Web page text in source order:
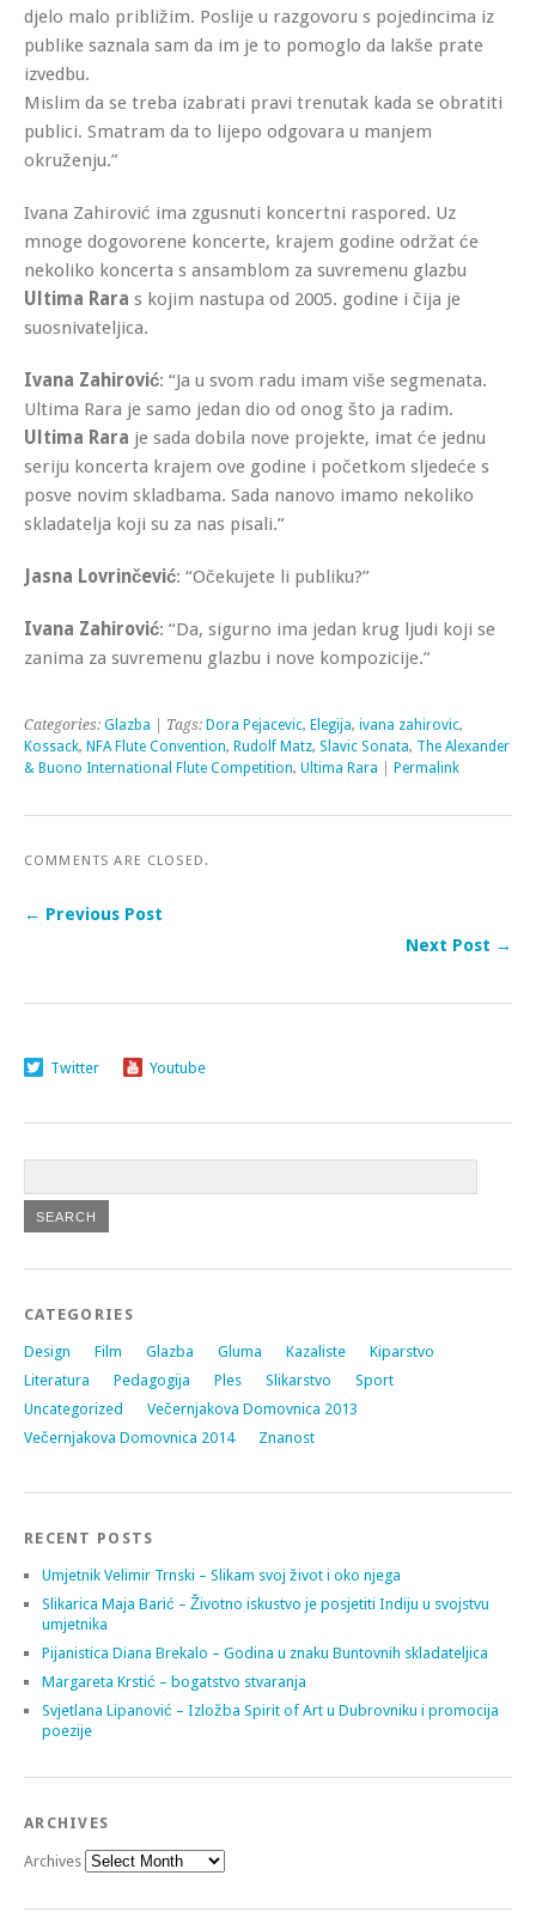
djelo malo približim. Poslije u razgovoru s pojedincima iz
publike saznala sam da im je to pomoglo da lakše prate
izvedbu.
Mislim da se treba izabrati pravi trenutak kada se obratiti
publici. Smatram da to lijepo odgovara u manjem
okruženju.”
Ivana Zahirović ima zgusnuti koncertni raspored. Uz
mnoge dogovorene koncerte, krajem godine održat će
nekoliko koncerta s ansamblom za suvremenu glazbu
Ultima Rara s kojim nastupa od 2005. godine i čija je
suosnivateljica.
Ivana Zahirović: “Ja u svom radu imam više segmenata.
Ultima Rara je samo jedan dio od onog što ja radim.
Ultima Rara je sada dobila nove projekte, imat će jednu
seriju koncerta krajem ove godine i početkom sljedeće s
posve novim skladbama. Sada nanovo imamo nekoliko
skladatelja koji su za nas pisali.”
Jasna Lovrinčević: “Očekujete li publiku?”
Ivana Zahirović: “Da, sigurno ima jedan krug ljudi koji se
zanima za suvremenu glazbu i nove kompozicije.”
Categories: Glazba | Tags: Dora Pejacevic, Elegija, ivana zahirovic,
Kossack, NFA Flute Convention, Rudolf Matz, Slavic Sonata, The Alexander
& Buono International Flute Competition, Ultima Rara Permalink
COMMENTS ARE CLOSED.
← Previous Post
Next Post →
Twitter Youtube
CATEGORIES
Design Film Glazba Gluma Kazaliste
Kiparstvo
Literatura
Pedagogija Ples Slikarstvo
Sport
Uncategorized
Večernjakova Domovnica 2013
Večernjakova Domovnica 2014
Znanost
RECENT POSTS
Umjetnik Velimir Trnski – Slikam svoj život i oko njega
Slikarica Maja Barić – Životno iskustvo je posjetiti Indiju u svojstvu
umjetnika
Pijanistica Diana Brekalo – Godina u znaku Buntovnih skladateljica
Margareta Krstić – bogatstvo stvaranja
Svjetlana Lipanović – Izložba Spirit of Art u Dubrovniku i promocija
poezije
ARCHIVES
Archives